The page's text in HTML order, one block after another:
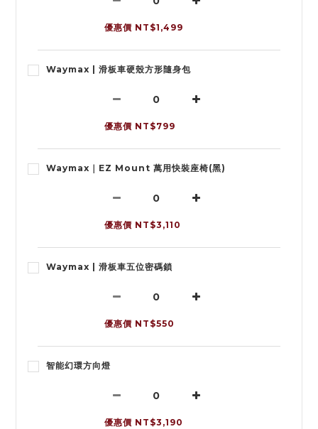
優惠價 NT$1,499
Waymax | 滑板車硬殼方形隨身包
優惠價 NT$799
Waymax｜EZ Mount 萬用快裝座椅(黑)
優惠價 NT$3,110
Waymax | 滑板車五位密碼鎖
優惠價 NT$550
智能幻環方向燈
優惠價 NT$3,190